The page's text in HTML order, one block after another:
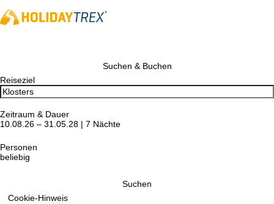
Cookie-Hinweis
Suchen & Buchen
Reiseziel
Zeitraum & Dauer
10.08.26 – 31.05.28 | 7 Nächte
Personen
beliebig
Suchen